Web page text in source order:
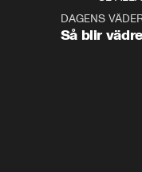
DAGENS
Så blir